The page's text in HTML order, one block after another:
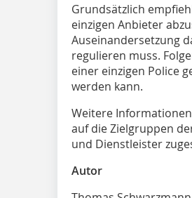
Grundsätzlich
einzigen Anbieter
Auseinandersetzung
regulieren muss.
einer einzigen Police
werden kann.
Weitere
auf die Zielgruppen
und Dienstleister
Autor